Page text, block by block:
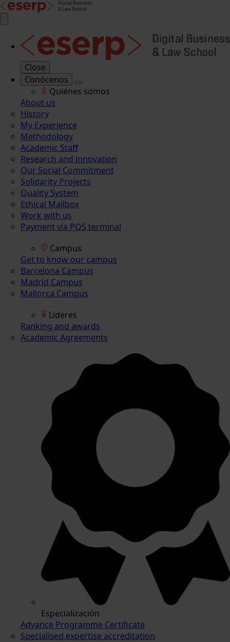
Close
Conócenos
Quiénes somos
About us
History
My Experience
Methodology
Academic Staff
Research and innovation
Our Social Commitment
Solidarity Projects
Quality System
Ethical Mailbox
Work with us
Payment via POS terminal
Campus
Get to know our campus
Barcelona Campus
Madrid Campus
Mallorca Campus
Líderes
Ranking and awards
Academic Agreements
Especialización
Advance Programme Certificate
Specialised expertise accreditation